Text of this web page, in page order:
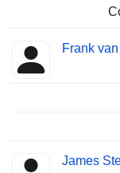
Frank
James